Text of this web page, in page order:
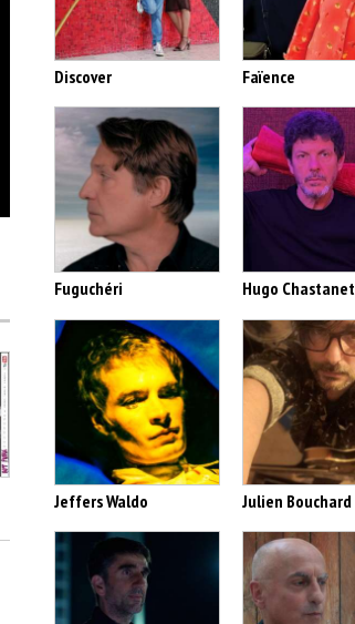
Discover Faïence
Fuguchéri Hugo Chastanet
Jeffers Waldo Julien Bouchard